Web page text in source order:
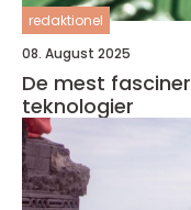
redaktionel
08. August 2025
De mest
teknologier